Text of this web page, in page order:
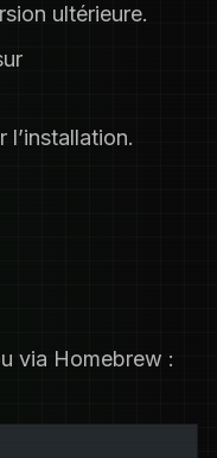
ultérieure.
l’installation.
via Homebrew :